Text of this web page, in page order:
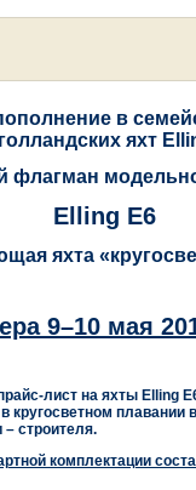
в
голландских яхт
флагман
Elling E6
яхта
9–10 мая
лист на яхты Elling
кругосветном плавании
строителя.
комплектации